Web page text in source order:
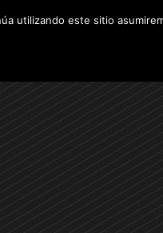
DESTACADOS
PROYECTOS
utilizando este sitio